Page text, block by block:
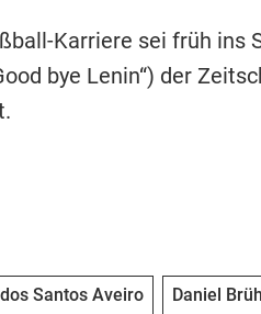
Karriere sei früh ins
bye Lenin“) der
Santos Aveiro Daniel